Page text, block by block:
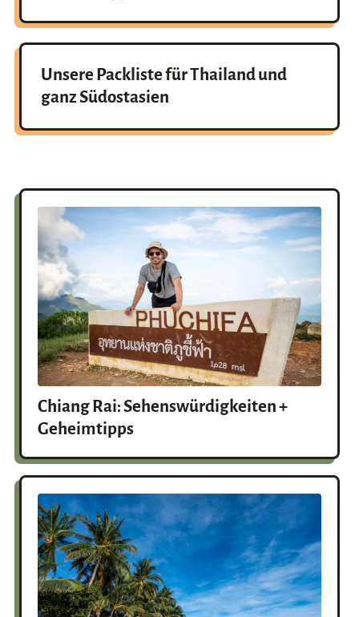
Unsere Packliste für Thailand und
ganz Südostasien
Chiang Rai: Sehenswürdigkeiten +
Geheimtipps